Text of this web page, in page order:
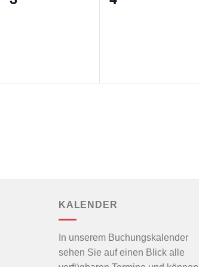
KALENDER
In unserem Buchungskalender
sehen Sie auf einen Blick alle